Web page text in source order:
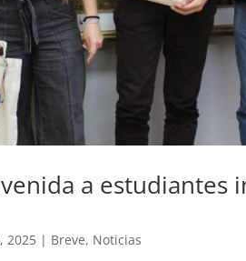
a estudiantes
2025 | Breve, Noticias